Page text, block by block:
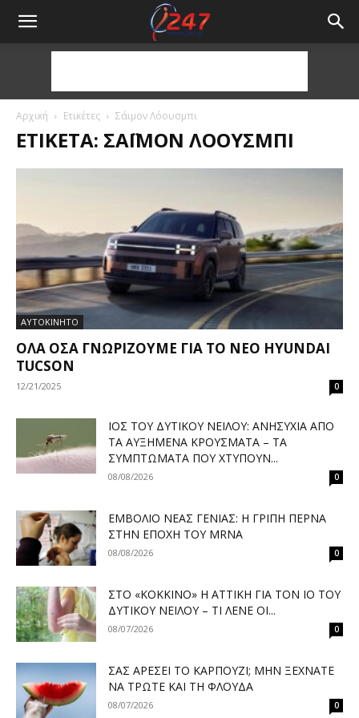
Αρχική Ετικέτες Σάιμον Λόουσμπι
ΕΤΙΚΈΤΑ: ΣΆΙΜΟΝ ΛΌΟΥΣΜΠΙ
ΑΥΤΟΚΙΝΗΤΟ
ΌΛΑ ΌΣΑ ΓΝΩΡΊΖΟΥΜΕ ΓΙΑ ΤΟ ΝΈΟ HYUNDAI
TUCSON
12/21/2025 0
ΙΌΣ ΤΟΥ ΔΥΤΙΚΟΎ ΝΕΊΛΟΥ: ΑΝΗΣΥΧΊΑ ΑΠΌ
ΤΑ ΑΥΞΗΜΈΝΑ ΚΡΟΎΣΜΑΤΑ – ΤΑ
ΣΥΜΠΤΏΜΑΤΑ ΠΟΥ ΧΤΥΠΟΎΝ...
08/08/2026 0
ΕΜΒΌΛΙΟ ΝΈΑΣ ΓΕΝΙΆΣ: Η ΓΡΊΠΗ ΠΕΡΝΆ
ΣΤΗΝ ΕΠΟΧΉ ΤΟΥ MRNA
08/08/2026 0
ΣΤΟ «ΚΌΚΚΙΝΟ» Η ΑΤΤΙΚΉ ΓΙΑ ΤΟΝ ΙΌ ΤΟΥ
ΔΥΤΙΚΟΎ ΝΕΊΛΟΥ – ΤΙ ΛΈΝΕ ΟΙ...
08/07/2026 0
ΣΑΣ ΑΡΈΣΕΙ ΤΟ ΚΑΡΠΟΎΖΙ; ΜΗΝ ΞΕΧΝΆΤΕ
ΝΑ ΤΡΏΤΕ ΚΑΙ ΤΗ ΦΛΟΎΔΑ
08/07/2026 0